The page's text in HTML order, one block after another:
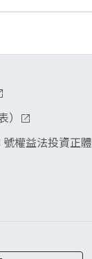
的部分分開呈現
公司這個法律
業主的分攤數
礎提出分派議
表。
權益法投資正